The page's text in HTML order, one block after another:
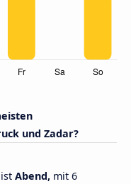
und Zadar?
Abend, mit 6